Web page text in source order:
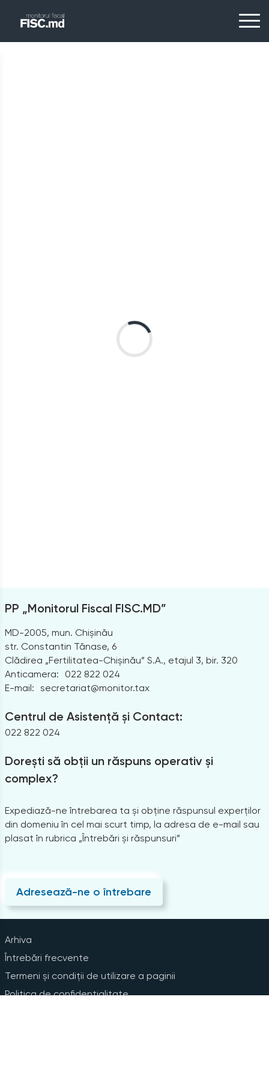
PP „Monitorul Fiscal FISC.MD”
MD-2005, mun. Chișinău
str. Constantin Tănase, 6
Clădirea „Fertilitatea-Chișinău” S.A., etajul 3, bir. 320
Anticamera:
022 822 024
E-mail: secretariat@monitor.tax
Centrul de Asistență și Contact:
022 822 024
Dorești să obții un răspuns operativ și
complex?
Expediază-ne întrebarea ta și obține răspunsul experților
din domeniu în cel mai scurt timp, la adresa de e-mail sau
plasat în rubrica „Întrebări și răspunsuri”
Adresează-ne o întrebare
Arhiva
Întrebări frecvente
Termeni și condiții de utilizare a paginii
Politica de confidențialitate